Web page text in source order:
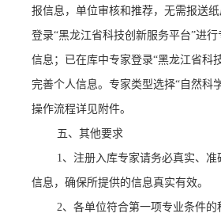
报信息，单位审核和推荐，无需报送
登录“黑龙江省科技创新服务平台”进行
信息；已在库中专家登录“黑龙江省科
完善个人信息。专家类型选择“ 自然科
操作流程详见附件。
五、其他要求
1、注册入库专家请务必真实、准
信息，确保所提供的信息真实有效。
2、各单位符合第一项专业条件